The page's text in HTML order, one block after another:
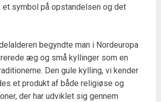
et symbol på opstandelsen og det
begyndte man i Nordeuropa
æg og små kyllinger som en
Den gule kylling, vi kender
et produkt af både religiøse og
der har udviklet sig gennem